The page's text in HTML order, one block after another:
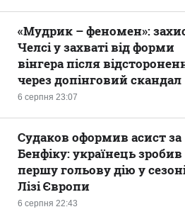
6 серпня 23:07
«Мудрик – феномен»:
Челсі у захваті від форми
вінгера після
через допінговий скандал
6 серпня 22:43
Судаков оформив асист за
Бенфіку: українець зробив
першу гольову дію у
Лізі Європи